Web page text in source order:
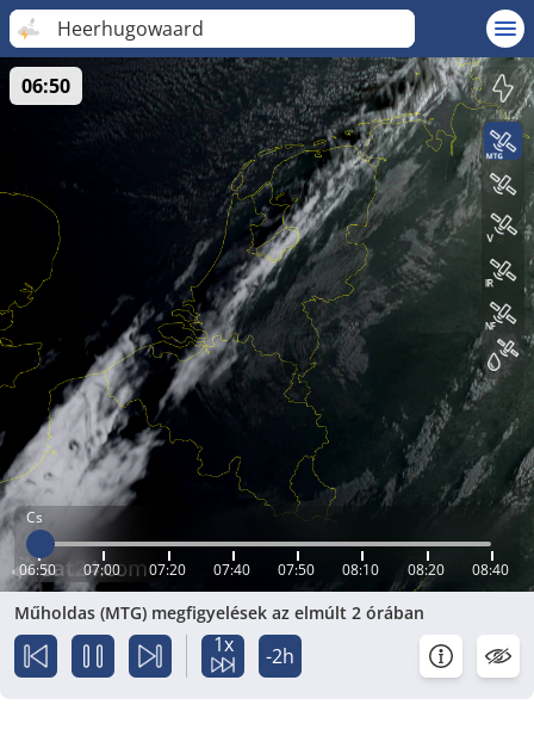
Heerhugowaard
Cs
06:50 07:00 07:20 07:40 07:50 08:10 08:20 08:40
06:50
Műholdas (MTG) megfigyelések az elmúlt 2 órában
1x -2h